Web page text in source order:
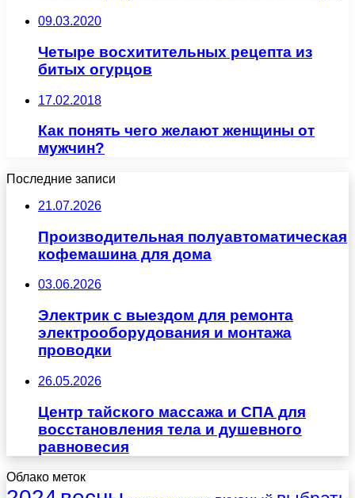
09.03.2020
Четыре восхитительных рецепта из
битых огурцов
17.02.2018
Как понять чего желают женщины от
мужчин?
Последние записи
21.07.2026
Производительная полуавтоматическая
кофемашина для дома
03.06.2026
Электрик с выездом для ремонта
электрооборудования и монтажа
проводки
26.05.2026
Центр тайского массажа и СПА для
восстановления тела и душевного
равновесия
Облако меток